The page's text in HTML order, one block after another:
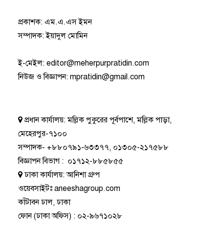
প্রকাশক: এম.এ.এস ইমন
সম্পাদক: ইয়াদুল মোমিন
ই-মেইল:editor@meherpurpratidin.com
নিউজ ও বিজ্ঞাপন:mpratidin@gmail.com
প্রধান কার্যালয়:মল্লিক পুকুরের পূর্বপাশে, মল্লিক পাড়া,
মেহেরপুর-৭১০০
সম্পাদক- +৮৮০৭৯১-৬৩৩৭৭, ০১৩০৫-২১৭৫৮৮
বিজ্ঞাপন বিভাগ: ০১৭১২-৮৮৫৮৫৫
ঢাকা কার্যালয়:আনিশা গ্রুপ
ওয়েবসাইটঃaneeshagroup.com
কাঁটাবন ঢাল, ঢাকা
ফোন(ঢাকা অফিস) : ০২-৯৬৭১০২৮